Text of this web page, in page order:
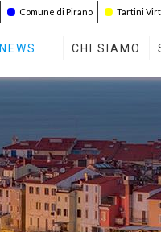
Comune di Pirano Tartini
NEWS CHI SIAMO